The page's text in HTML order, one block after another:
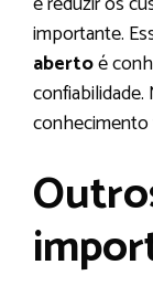
importante.
abertoé